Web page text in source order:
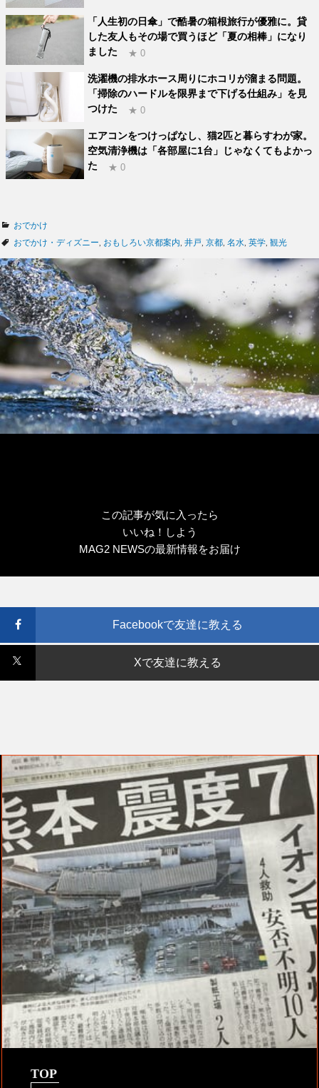
「人生初の日傘」で酷暑の箱根旅行が優雅に。貸
した友人もその場で買うほど「夏の相棒」になり
ました
★ 0
洗濯機の排水ホース周りにホコリが溜まる問題。
「掃除のハードルを限界まで下げる仕組み」を見
つけた
★ 0
エアコンをつけっぱなし、猫2匹と暮らすわが家。
空気清浄機は「各部屋に1台」じゃなくてもよかっ
た
★ 0
カ
テ
リ
ー
おでかけ
タ
おでかけ・ディズニー おもしろい京都案内 井戸 京都 名水 英学 観光
この記事が気に入ったら
いいね！しよう
MAG2 NEWSの最新情報をお届け
Facebookで友達に教える
Xで友達に教える
TOP